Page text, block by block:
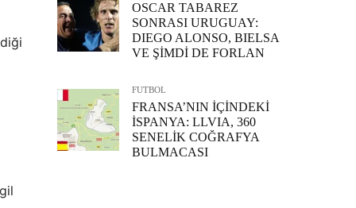
OSCAR TABAREZ
SONRASI URUGUAY:
DIEGO ALONSO, BIELSA
VE ŞİMDİ DE FORLAN
FUTBOL
FRANSA’NIN İÇİNDEKİ
İSPANYA: LLVIA, 360
SENELİK COĞRAFYA
BULMACASI